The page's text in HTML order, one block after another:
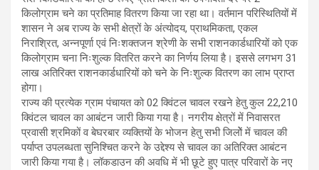
किलोग्राम चने का प्रतिमाह वितरण किया जा रहा था। वर्तमान परिस्थितियों में
शासन ने अब राज्य के सभी क्षेत्रों के अंत्योदय, प्राथमिकता, एकल
निराश्रित, अन्नपूर्णा एवं निःशक्तजन श्रेणी के सभी राशनकार्डधारियों को एक
किलोग्राम चना निःशुल्क वितरित करने का निर्णय लिया है। इससे लगभग 31
लाख अतिरिक्त राशनकार्डधारियों को चने के निःशुल्क वितरण का लाभ प्राप्त
होगा।
राज्य की प्रत्येक ग्राम पंचायत को 02 क्विंटल चावल रखने हेतु कुल 22,210
क्विंटल चावल का आबंटन जारी किया गया है। नगरीय क्षेत्रों में निवासरत
प्रवासी श्रमिकों व बेघरबार व्यक्तियों के भोजन हेतु सभी जिलोें में चावल की
पर्याप्त उपलब्धता सुनिश्चित करने के उद्देश्य से चावल का अतिरिक्त आबंटन
जारी किया गया है। लॉकडाउन की अवधि में भी छूटे हुए पात्र परिवारों के नए